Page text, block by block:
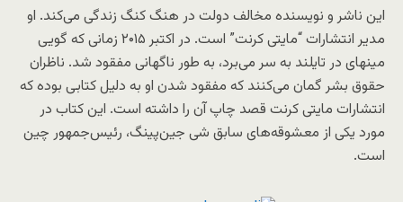
این ناشر و نویسنده مخالف دولت در هنگ ‌کنگ زندگی می‌کند. او
مدیر انتشارات “مایتی کرنت” است. در اکتبر ۲۰۱۵ زمانی که گویی
مینهای در تایلند به سر می‌برد، به طور ناگهانی مفقود شد. ناظران
حقوق بشر گمان می‌کنند که مفقود شدن او به دلیل کتابی بوده که
انتشارات مایتی کرنت قصد چاپ آن را داشته است. این کتاب در
مورد یکی از معشوقه‌های سابق شی جین‌پینگ، رئیس‌جمهور چین
است.